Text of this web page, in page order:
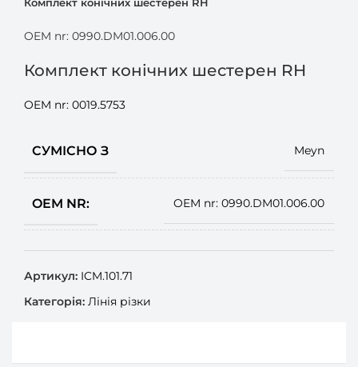
OEM nr: 0990.DM01.006.00
Комплект конічних шестерен RH
OEM nr: 0019.5753
СУМІСНО З Meyn
OEM NR: OEM nr: 0990.DM01.006.00
Артикул: ICM.101.71
Категорія: Лінія різки